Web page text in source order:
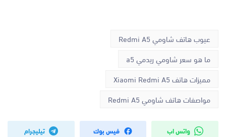
عيوب هاتف شاومي Redmi A5
ما هو سعر شاومي ريدمي a5
مميزات هاتف Xiaomi Redmi A5
مواصفات هاتف شاومي Redmi A5
واتس اب فيس بوك تيليجرام